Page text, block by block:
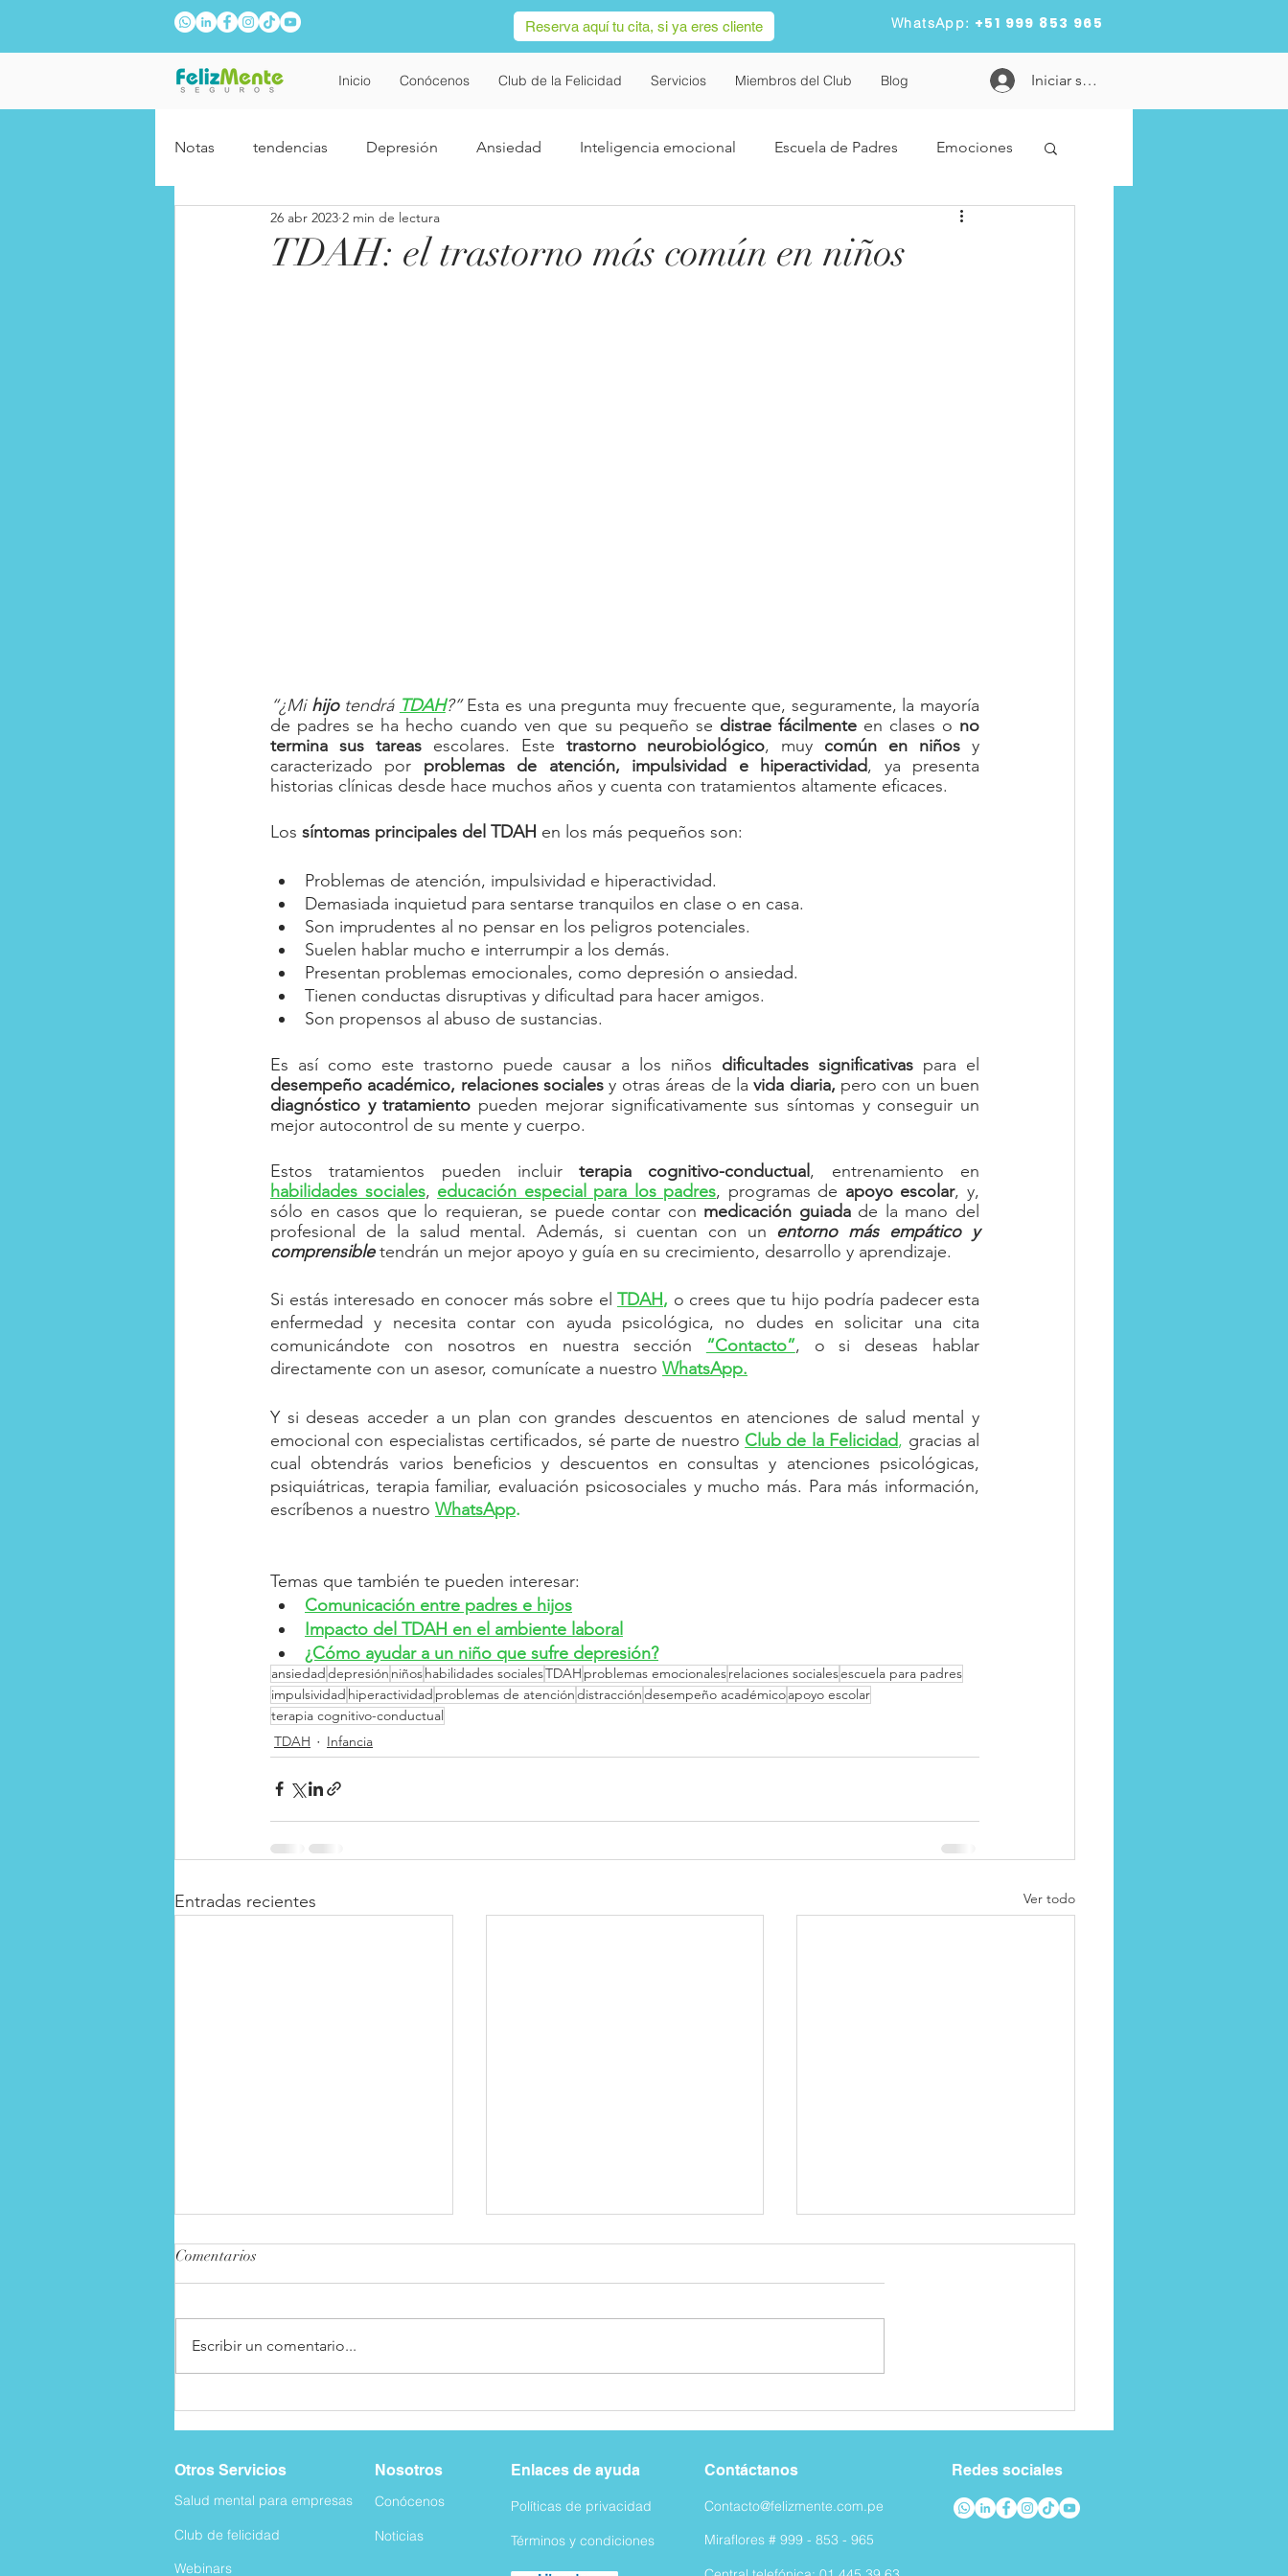
Reserva aquí tu cita, si ya eres cliente WhatsApp: +51 999 853 965
Inicio Conócenos Club de la Felicidad Servicios Miembros del Club Blog Iniciar sesión
Notas tendencias Depresión Ansiedad Inteligencia emocional Escuela de Padres Emociones
Relaciones Adolescentes
TDAH: el trastorno más común en niños
26 abr 2023 2 min de lectura
“¿Mi hijo tendrá TDAH?” Esta es una pregunta muy frecuente que, seguramente, la mayoría
de padres se ha hecho cuando ven que su pequeño se distrae fácilmente en clases o no
termina sus tareas escolares. Este trastorno neurobiológico, muy común en niños y
caracterizado por problemas de atención, impulsividad e hiperactividad, ya presenta
historias clínicas desde hace muchos años y cuenta con tratamientos altamente eficaces.
Los síntomas principales del TDAH en los más pequeños son:
Problemas de atención, impulsividad e hiperactividad.
Demasiada inquietud para sentarse tranquilos en clase o en casa.
Son imprudentes al no pensar en los peligros potenciales.
Suelen hablar mucho e interrumpir a los demás.
Presentan problemas emocionales, como depresión o ansiedad.
Tienen conductas disruptivas y dificultad para hacer amigos.
Son propensos al abuso de sustancias.
Es así como este trastorno puede causar a los niños dificultades significativas
desempeño académico, relaciones sociales y otras áreas de la vida diaria,
diagnóstico y tratamiento pueden mejorar significativamente sus síntomas y conseguir un
mejor autocontrol de su mente y cuerpo.
Estos tratamientos pueden incluir terapia cognitivo-conductual
habilidades sociales, educación especial para los padres, programas de apoyo escolar, y,
sólo en casos que lo requieran, se puede contar con medicación guiada de la mano del
profesional de la salud mental. Además, si cuentan con un entorno más empático y
comprensible tendrán un mejor apoyo y guía en su crecimiento, desarrollo y aprendizaje.
Si estás interesado en conocer más sobre el TDAH, o crees que tu hijo podría padecer esta
enfermedad y necesita contar con ayuda psicológica, no dudes en solicitar una cita
comunicándote con nosotros en nuestra sección “Contacto”, o si deseas hablar
directamente con un asesor, comunícate a nuestro WhatsApp.
Y si deseas acceder a un plan con grandes descuentos en atenciones de salud mental y
emocional con especialistas certificados, sé parte de nuestro Club de la Felicidad, gracias al
cual obtendrás varios beneficios y descuentos en consultas y atenciones psicológicas,
psiquiátricas, terapia familiar, evaluación psicosociales y mucho más. Para más información,
escríbenos a nuestro WhatsApp.
Temas que también te pueden interesar:
Comunicación entre padres e hijos
Impacto del TDAH en el ambiente laboral
¿Cómo ayudar a un niño que sufre depresión?
ansiedaddepresión niñoshabilidades socialesTDAH problemas emocionalesrelaciones socialesescuela para padres
impulsividad hiperactividad problemas de atencióndistraccióndesempeño académicoapoyo escolar
terapia cognitivo-conductual
TDAH
Infancia
Entradas recientes Ver todo
Comentarios
Escribir un comentario...
Otros Servicios
Salud mental para empresas
Club de felicidad
Webinars
Nosotros
Conócenos
Noticias
Enlaces de ayuda
Políticas de privacidad
Términos y condiciones
Contáctanos
Contacto@felizmente.com.pe
Miraflores # 999 - 853 - 965
Redes sociales